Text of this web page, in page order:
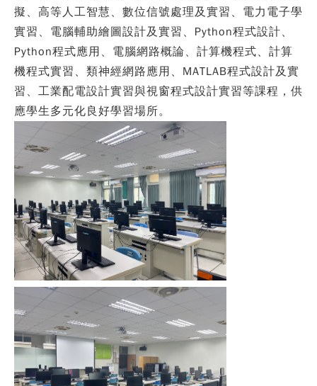
擬、高等人工智慧、數位信號處理及實習、電力電子學
實習、電腦輔助繪圖設計及實習、Python程式設計、
Python程式應用、電腦網路概論、計算機程式、計算
機程式實習、類神經網路應用、MATLAB程式設計及實
習、工業配電設計實習與視窗程式設計實習等課程，供
應學生多元化良好學習場所。